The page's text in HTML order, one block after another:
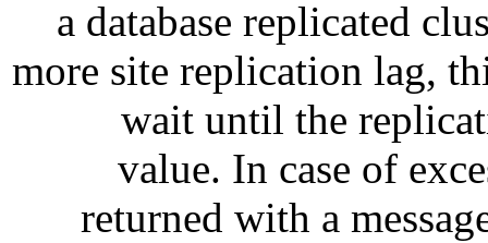
a database replicated
more site replication lag,
wait until the
value. In case of
returned with a